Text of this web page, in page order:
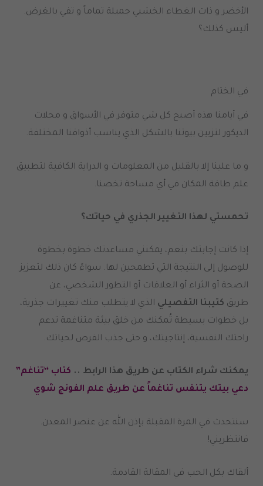
الأخضر و ذات الغطاء الخشبي جميلة تماماً و تفي بالغرض.
أليس كذلك؟
في الختام
في أيامنا هذه أصبح كل شي متوفر في الأسواق و محلات
الديكور لتزيين بيوتنا بالشكل الذي يناسب أذواقنا المختلفة.
و ما علينا إلا بالقليل من المعلومات و الدراية الكافية لتطبيق
علم طاقة المكان في أي مساحة تخصنا.
تحمستي لهذا التغيير الجذري في حياتك؟
إذا كانت إجابتك بنعم، يمكنني مساعدتك خطوة بخطوة
للوصول إلى النتيجة التي تطمحين لها. سواءً كان ذلك لتعزيز
الصحة أو الثراء أو العلاقات أو التطور الشخصي، عن
طريق كتيبنا التفصيلي الذي لا يتطلب منك تغييرات جذرية،
بل خطوات بسيطة تُمكنك من خلق بيئة متناغمة تدعم
راحتك النفسية، إنتاجيتك، و حتى جذب الفرص لحياتك.
يمكنك شراء الكتاب عن طريق هذا الرابط .. كتاب “تناغم”
دعي بيتك يتنفس تناغماً عن طريق علم الفونج شوي
سنتحدث في المرة المقبلة بإذن الله عن عنصر المعدن.
فانتظريني!
ألقاك بكل الحب في المقالة القادمة.